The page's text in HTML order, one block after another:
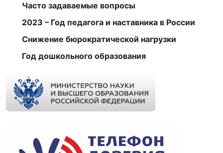
Часто задаваемые вопросы
2023 – Год педагога и наставника в России
Снижение бюрократической нагрузки
Год дошкольного образования